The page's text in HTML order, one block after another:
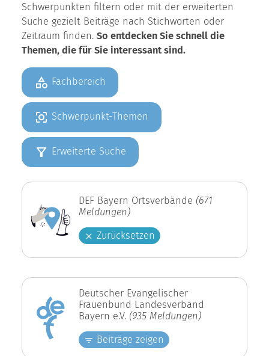
Schwerpunkten filtern oder mit der erweiterten
Suche gezielt Beiträge nach Stichworten oder
Zeitraum finden. So entdecken Sie schnell die
Themen, die für Sie interessant sind.
Fachbereich
Schwerpunkt-Themen
Erweiterte Suche
DEF Bayern Ortsverbände (671
Meldungen)
Zurücksetzen
Deutscher Evangelischer
Frauenbund Landesverband
Bayern e.V. (935 Meldungen)
Beiträge zeigen